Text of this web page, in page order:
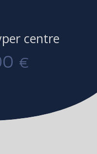
centre
€